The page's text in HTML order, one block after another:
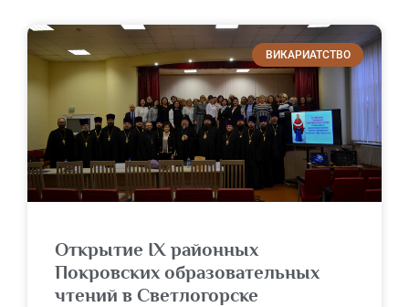
ВИКАРИАТСТВО
Открытие IX районных
Покровских образовательных
чтений в Светлогорске